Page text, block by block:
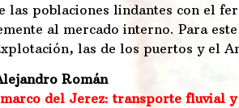
las poblaciones lindantes con el
al mercado interno. Para
las de los puertos y el
Román
del Jerez: transporte fluvial